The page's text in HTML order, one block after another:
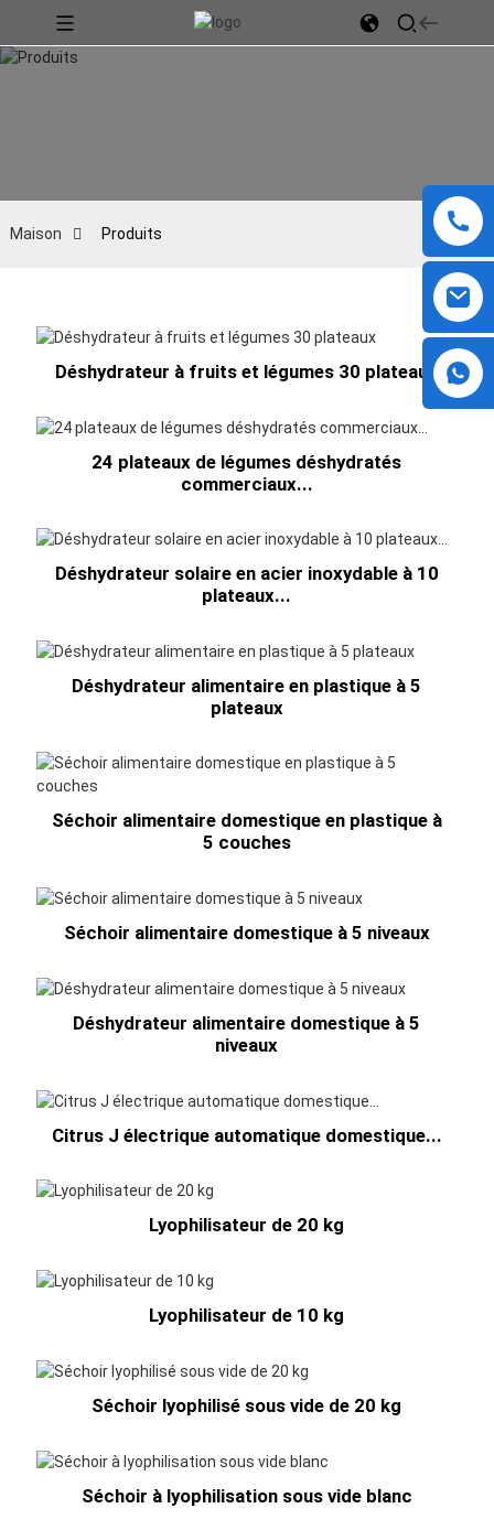
Maison Produits
Déshydrateur à fruits et légumes 30 plateaux
24 plateaux de légumes déshydratés
commerciaux...
Déshydrateur solaire en acier inoxydable à 10
plateaux...
Déshydrateur alimentaire en plastique à 5
plateaux
Séchoir alimentaire domestique en plastique à
5 couches
Séchoir alimentaire domestique à 5 niveaux
Déshydrateur alimentaire domestique à 5
niveaux
Citrus J électrique automatique domestique...
Lyophilisateur de 20 kg
Lyophilisateur de 10 kg
Séchoir lyophilisé sous vide de 20 kg
Séchoir à lyophilisation sous vide blanc